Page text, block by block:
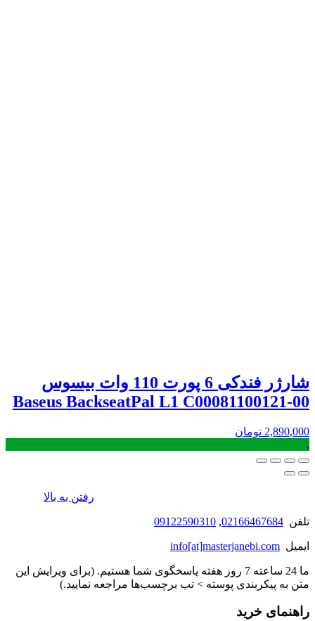
شارژر فندکی 6 پورت 110 وات بیسوس
Baseus BackseatPal L1 C00081100121-00
2,890,000 تومان
.
رفتن به بالا
تلفن 02166467684
,
09122590310
ایمیل info[at]masterjanebi.com
ما 24 ساعته 7 روز هفته پاسخگوی شما هستیم. (برای ویرایش این
متن به پیکربندی پوسته > تب برچسب‌ها مراجعه نمایید.)
راهنمای خرید